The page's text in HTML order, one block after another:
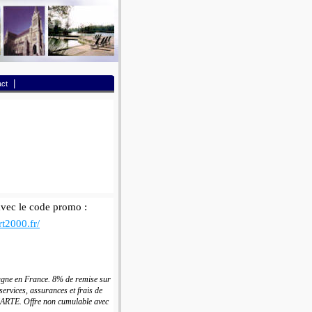
le code promo :
en France. 8% de remise sur
assurances et frais de
Offre non cumulable avec